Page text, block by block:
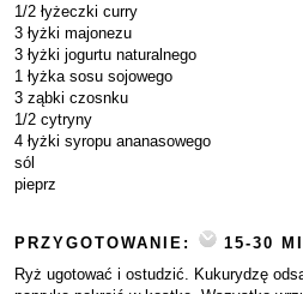
1/2 łyżeczki curry
3 łyżki majonezu
3 łyżki jogurtu naturalnego
1 łyżka sosu sojowego
3 ząbki czosnku
1/2 cytryny
4 łyżki syropu ananasowego
sól
pieprz
PRZYGOTOWANIE:
15-30
Ryż ugotować i ostudzić. Kukurydzę